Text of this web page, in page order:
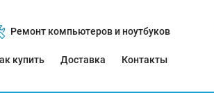
Ремонт компьютеров и ноутбуков
купить Доставка Контакты